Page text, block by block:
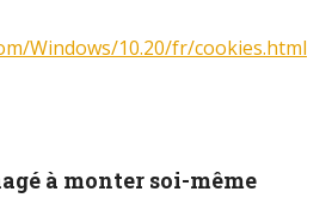
Windows/10.20/fr/cookies.html
à monter soi-même